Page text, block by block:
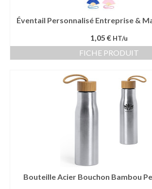
Éventail Personnalisé Entreprise &
1,05 € HT/u
FICHE PRODUIT
Bouteille Acier Bouchon Bambou